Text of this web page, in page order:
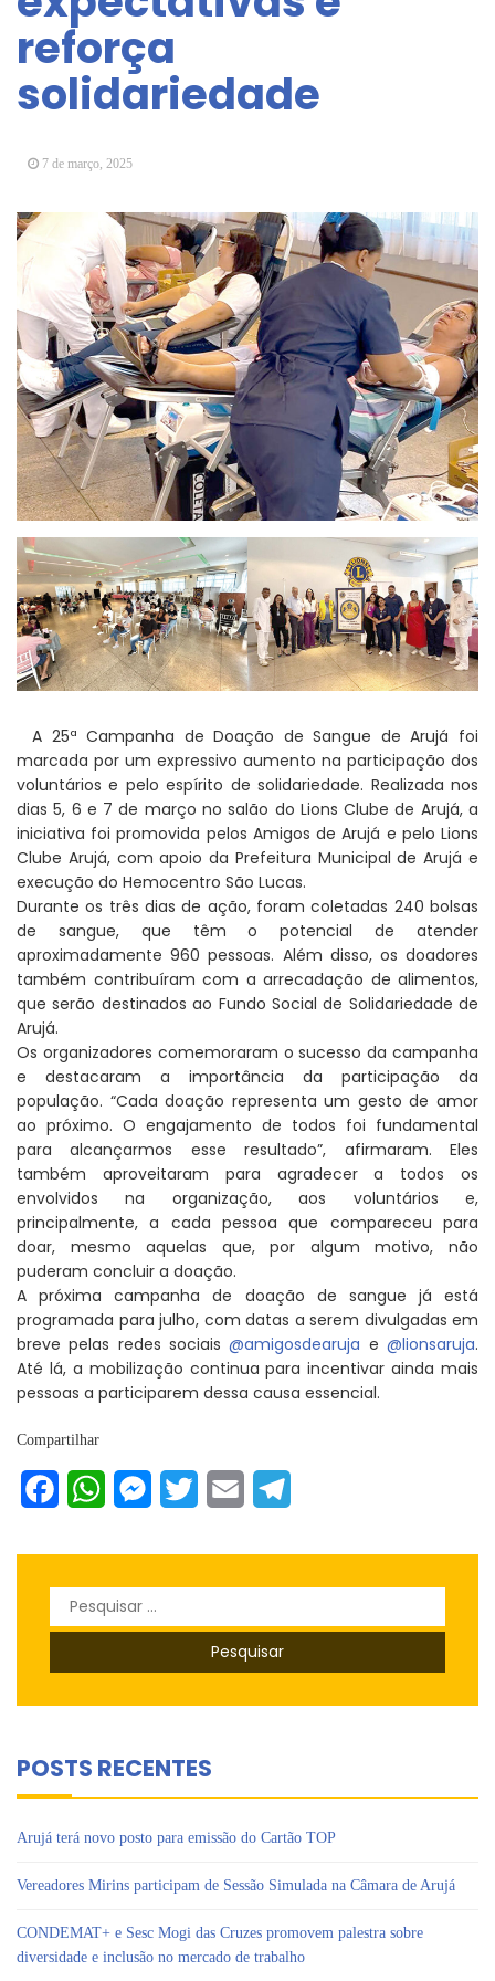
Arujá promove 2º encontro da Jornada de
Conhecimento em Bem-Estar Animal no Parque
dos Ipês
Arujá terá novo posto para emissão do Cartão
TOP
reforça
solidariedade
7 de março, 2025
A 25ª Campanha de Doação de Sangue de Arujá foi
marcada por um expressivo aumento na participação dos
voluntários e pelo espírito de solidariedade. Realizada nos
dias 5, 6 e 7 de março no salão do Lions Clube de Arujá, a
iniciativa foi promovida pelos Amigos de Arujá e pelo Lions
Clube Arujá, com apoio da Prefeitura Municipal de Arujá e
execução do Hemocentro São Lucas.
Durante os três dias de ação, foram coletadas 240 bolsas
de sangue, que têm o potencial de atender
aproximadamente 960 pessoas. Além disso, os doadores
também contribuíram com a arrecadação de alimentos,
que serão destinados ao Fundo Social de Solidariedade de
Arujá.
Os organizadores comemoraram o sucesso da campanha
e destacaram a importância da participação da
população. “Cada doação representa um gesto de amor
ao próximo. O engajamento de todos foi fundamental
para alcançarmos esse resultado”, afirmaram. Eles
também aproveitaram para agradecer a todos os
envolvidos na organização, aos voluntários e,
principalmente, a cada pessoa que compareceu para
doar, mesmo aquelas que, por algum motivo, não
puderam concluir a doação.
A próxima campanha de doação de sangue já está
programada para julho, com datas a serem divulgadas em
breve pelas redes sociais@amigosdearuja e@lionsaruja.
Até lá, a mobilização continua para incentivar ainda mais
pessoas a participarem dessa causa essencial.
Compartilhar
FacebookWhatsAppMessenger
Twitter Email
Pesquisar
por:
POSTS RECENTES
Arujá terá novo posto para emissão do Cartão TOP
Vereadores Mirins participam de Sessão Simulada na Câmara de Arujá
CONDEMAT+ e Sesc Mogi das Cruzes promovem palestra sobre
diversidade e inclusão no mercado de trabalho